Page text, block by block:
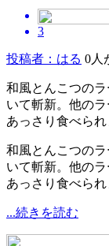
3
投稿者：はる 0人
和風とんこつの
いて斬新。他の
あっさり食べられ
和風とんこつの
いて斬新。他の
あっさり食べられ
...続きを読む